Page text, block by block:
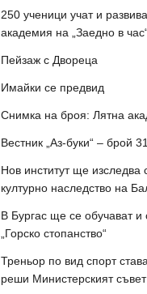
250 ученици учат и
академия на „Заедно в
Пейзаж с Двореца
Имайки се предвид
Снимка на броя: Лятна
Вестник „Аз-буки“ – брой
Нов институт ще изследва
културно наследство на
В Бургас ще се обучават и
„Горско стопанство“
Треньор по вид спорт
реши Министерският съвет